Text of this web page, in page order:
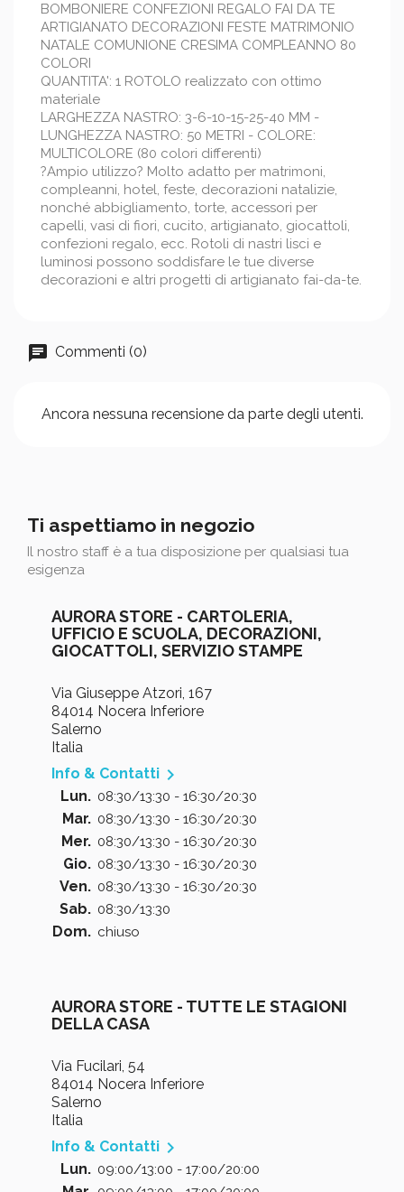
BOMBONIERE CONFEZIONI REGALO FAI DA TE
ARTIGIANATO DECORAZIONI FESTE MATRIMONIO
NATALE COMUNIONE CRESIMA COMPLEANNO 80
COLORI
QUANTITA': 1 ROTOLO realizzato con ottimo
materiale
LARGHEZZA NASTRO: 3-6-10-15-25-40 MM -
LUNGHEZZA NASTRO: 50 METRI - COLORE:
MULTICOLORE (80 colori differenti)
?Ampio utilizzo? Molto adatto per matrimoni,
compleanni, hotel, feste, decorazioni natalizie,
nonché abbigliamento, torte, accessori per
capelli, vasi di fiori, cucito, artigianato, giocattoli,
confezioni regalo, ecc. Rotoli di nastri lisci e
luminosi possono soddisfare le tue diverse
decorazioni e altri progetti di artigianato fai-da-te.
Commenti (0)
Ancora nessuna recensione da parte degli utenti.
Ti aspettiamo in negozio
Il nostro staff è a tua disposizione per qualsiasi tua
esigenza
AURORA STORE - CARTOLERIA,
UFFICIO E SCUOLA, DECORAZIONI,
GIOCATTOLI, SERVIZIO STAMPE
Via Giuseppe Atzori, 167
84014 Nocera Inferiore
Salerno
Italia
Info & Contatti 
Lun. 08:30/13:30 - 16:30/20:30
Mar. 08:30/13:30 - 16:30/20:30
Mer. 08:30/13:30 - 16:30/20:30
Gio. 08:30/13:30 - 16:30/20:30
Ven. 08:30/13:30 - 16:30/20:30
Sab. 08:30/13:30
Dom. chiuso
AURORA STORE - TUTTE LE STAGIONI
DELLA CASA
Via Fucilari, 54
84014 Nocera Inferiore
Salerno
Italia
Info & Contatti 
Lun. 09:00/13:00 - 17:00/20:00